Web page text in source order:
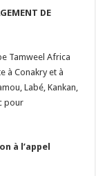
DE
Tamweel Africa
à Conakry et à
Labé, Kankan,
pour
à l’appel